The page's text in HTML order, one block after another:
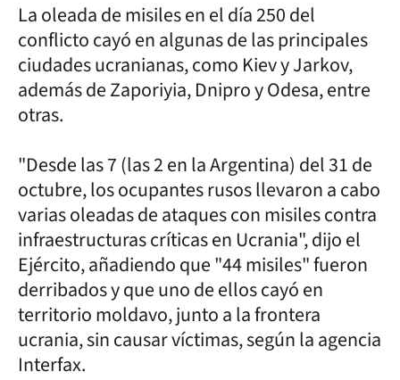
La oleada de misiles en el día 250 del
conflicto cayó en algunas de las principales
ciudades ucranianas, como Kiev y Jarkov,
además de Zaporiyia, Dnipro y Odesa, entre
otras.
"Desde las 7 (las 2 en la Argentina) del 31 de
octubre, los ocupantes rusos llevaron a cabo
varias oleadas de ataques con misiles contra
infraestructuras críticas en Ucrania", dijo el
Ejército, añadiendo que "44 misiles" fueron
derribados y que uno de ellos cayó en
territorio moldavo, junto a la frontera
ucrania, sin causar víctimas, según la agencia
Interfax.